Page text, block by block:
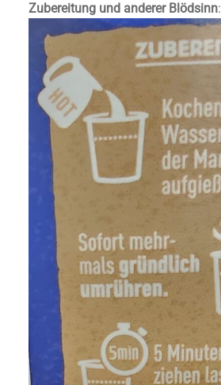
Zubereitung und anderer Blödsinn: